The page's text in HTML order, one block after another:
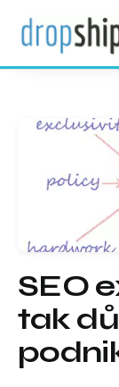
SEO
tak